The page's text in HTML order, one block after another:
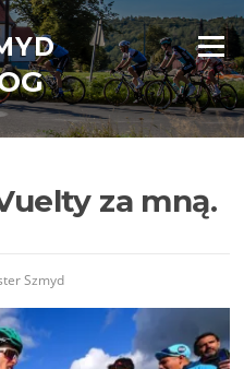
Menu
za mną.
Szmyd